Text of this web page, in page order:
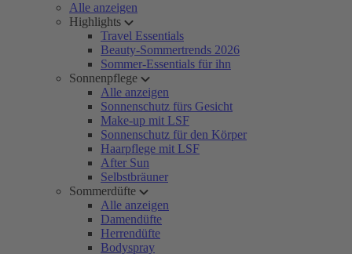
Alle anzeigen
Highlights
Travel Essentials
Beauty-Sommertrends 2026
Sommer-Essentials für ihn
Sonnenpflege
Alle anzeigen
Sonnenschutz fürs Gesicht
Make-up mit LSF
Sonnenschutz für den Körper
Haarpflege mit LSF
After Sun
Selbstbräuner
Sommerdüfte
Alle anzeigen
Damendüfte
Herrendüfte
Bodyspray